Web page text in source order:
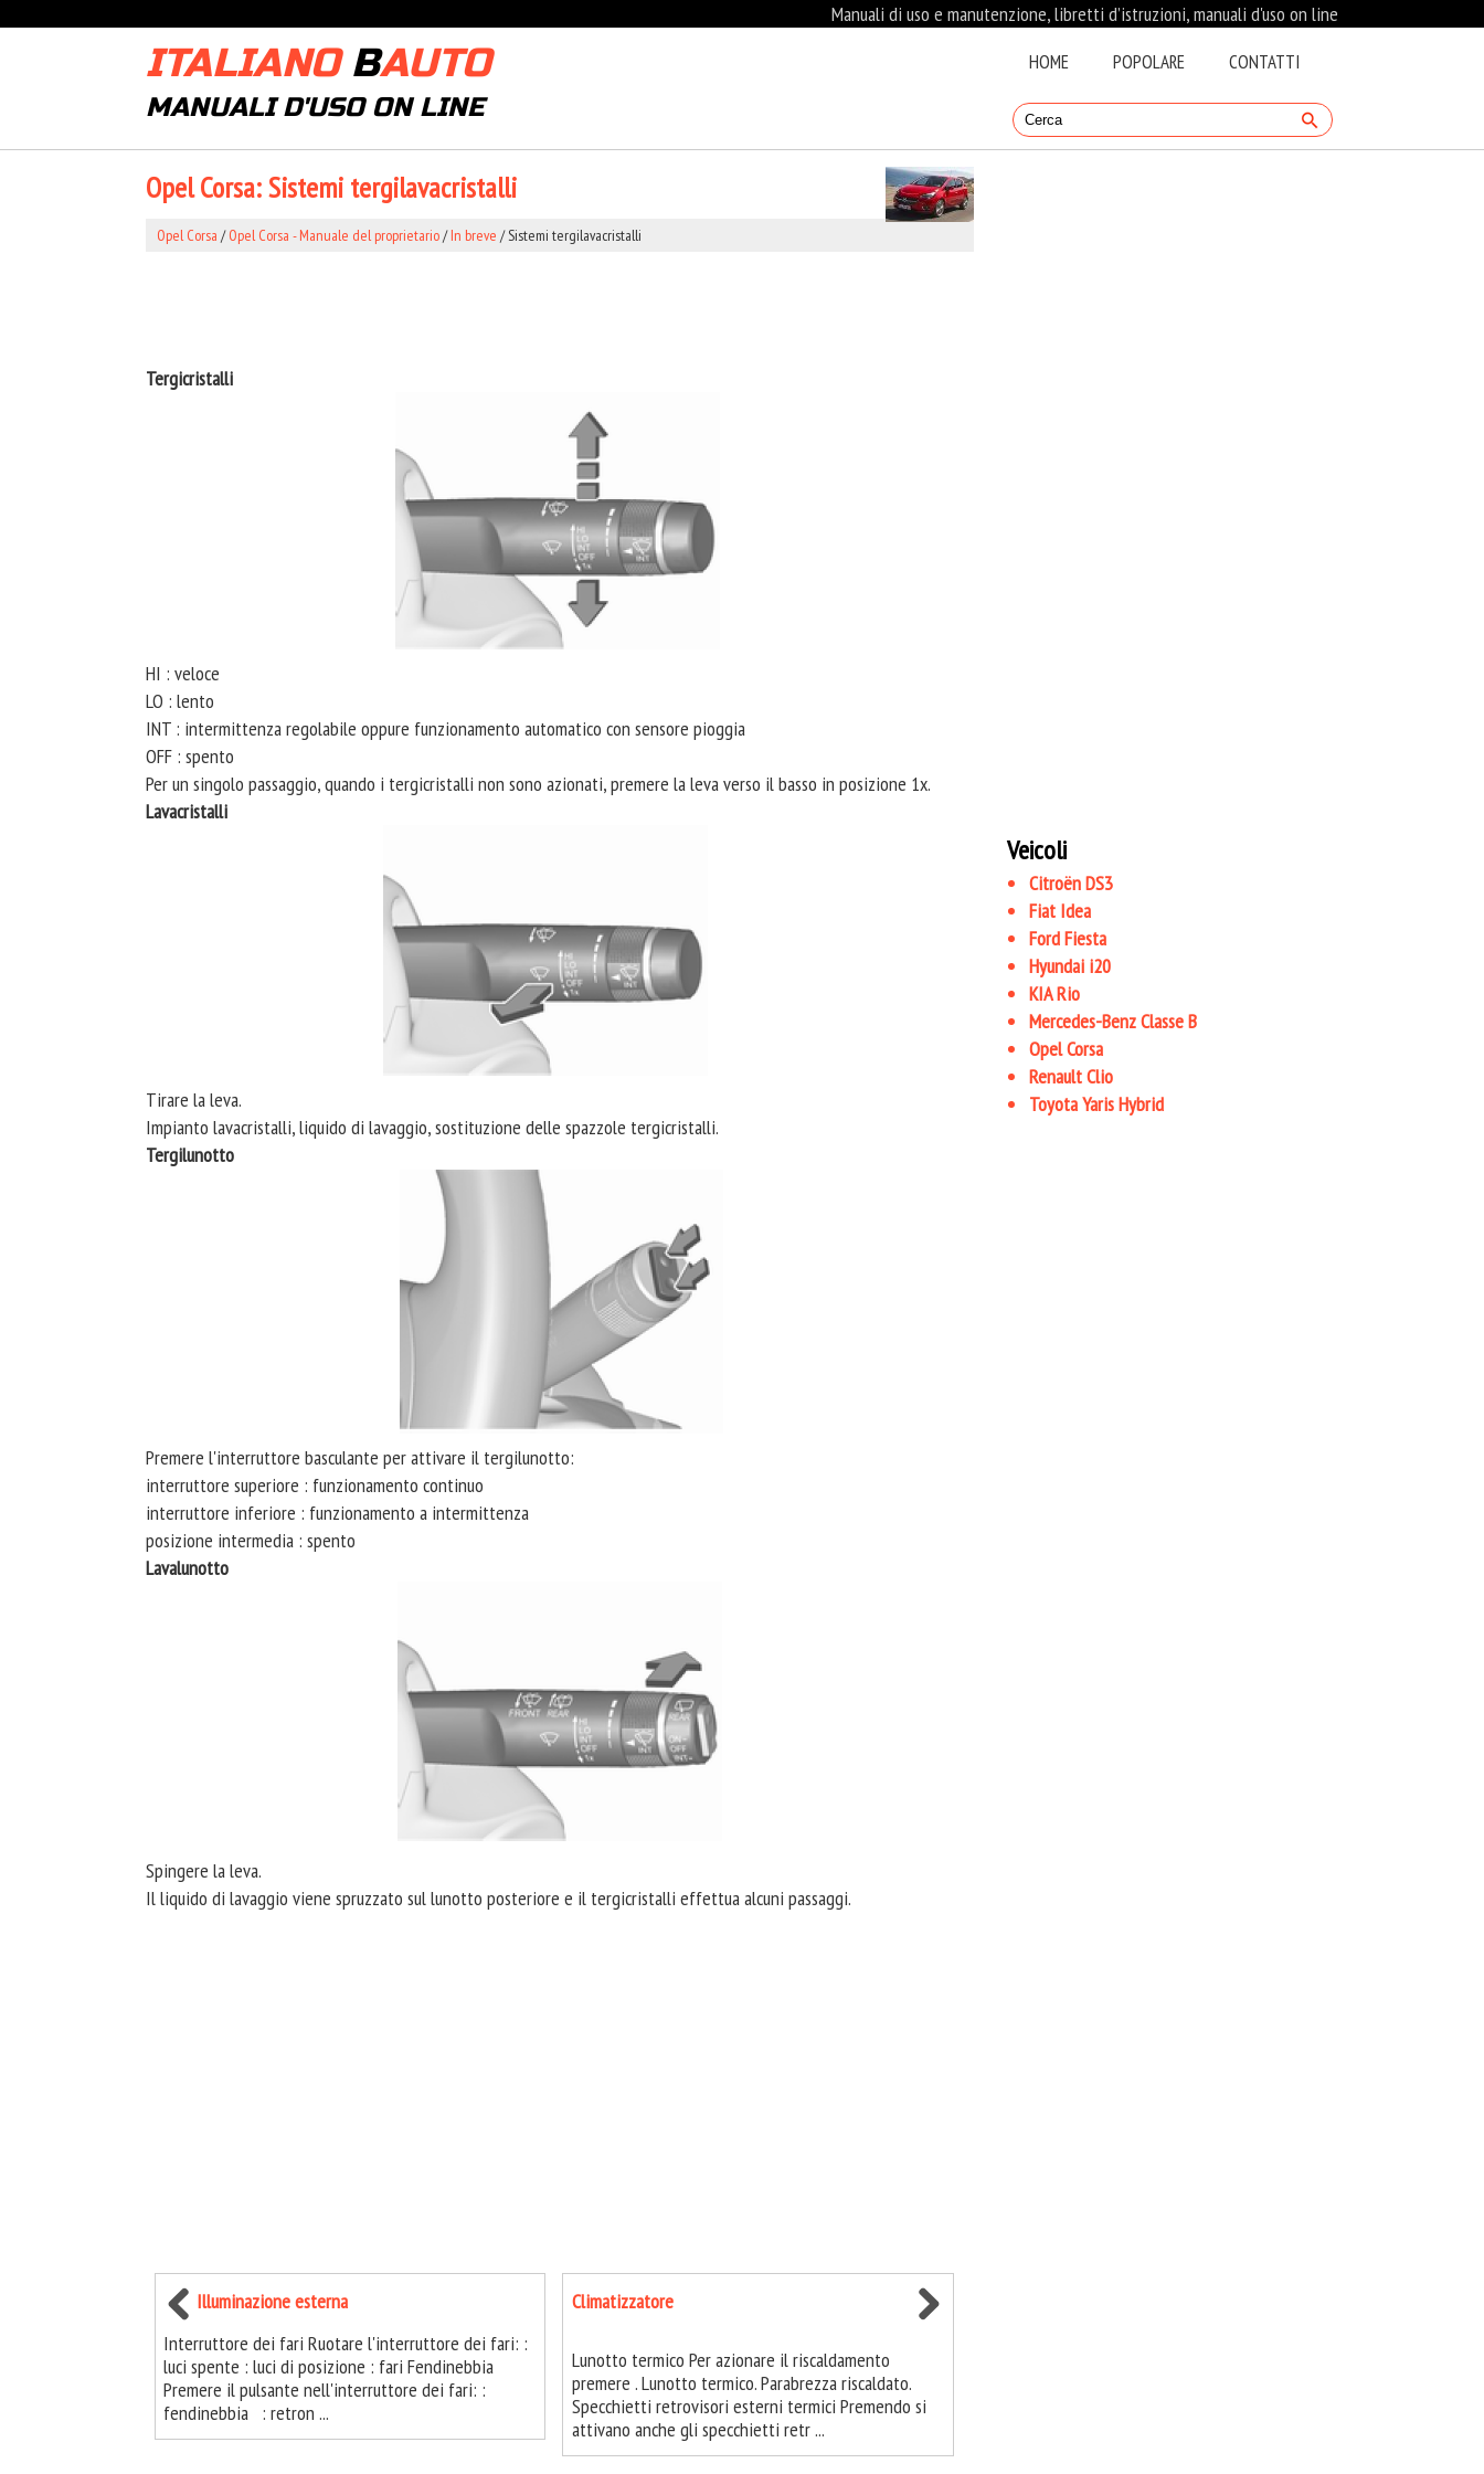
Manuali di uso e manutenzione, libretti d’istruzioni, manuali d'uso on line
ITALIANO BAUTO
MANUALI D'USO ON LINE
HOME POPOLARE CONTATTI
Opel Corsa: Sistemi tergilavacristalli
Opel Corsa /Opel Corsa - Manuale del proprietario/In breve / Sistemi tergilavacristalli
Tergicristalli
HI : veloce
LO : lento
INT : intermittenza regolabile oppure funzionamento automatico con sensore pioggia
OFF : spento
Per un singolo passaggio, quando i tergicristalli non sono azionati, premere la leva verso il basso in posizione 1x.
Lavacristalli
Tirare la leva.
Impianto lavacristalli, liquido di lavaggio, sostituzione delle spazzole tergicristalli.
Tergilunotto
Premere l'interruttore basculante per attivare il tergilunotto:
interruttore superiore : funzionamento continuo
interruttore inferiore : funzionamento a intermittenza
posizione intermedia : spento
Lavalunotto
Spingere la leva.
Il liquido di lavaggio viene spruzzato sul lunotto posteriore e il tergicristalli effettua alcuni passaggi.
Illuminazione esterna
Interruttore dei fari Ruotare l'interruttore dei fari: :
luci spente : luci di posizione : fari Fendinebbia
Premere il pulsante nell'interruttore dei fari: :
fendinebbia : retron ...
Climatizzatore
Lunotto termico Per azionare il riscaldamento
premere . Lunotto termico. Parabrezza riscaldato.
Specchietti retrovisori esterni termici Premendo si
attivano anche gli specchietti retr ...
Veicoli
Citroën DS3
Fiat Idea
Ford Fiesta
Hyundai i20
KIA Rio
Mercedes-Benz Classe B
Opel Corsa
Renault Clio
Toyota Yaris Hybrid